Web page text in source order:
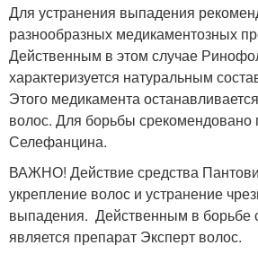
Для устранения выпадения
разнообразных медикаментозных
Действенным в этом случае
характеризуется натуральным
Этого медикамента
волос. Для борьбы
Селефанцина.
ВАЖНО! Действие средства
укрепление волос и устранение
выпадения. Действенным в борьбе
является препарат Эксперт волос.